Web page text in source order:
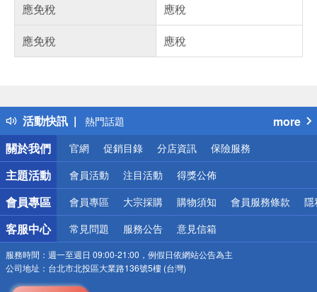
應免稅
應稅
應免稅
應稅
活動快訊
得獎公告
熱門話題
銀行優惠
偏遠地區配送
詐騙網頁！請小心！
more
關於我們
官網 促銷目錄 分店資訊 保險服務
主題活動 會員活動 注目活動 得獎公佈
會員專區 會員專區 大宗採購 購物須知 會員服務條款 隱
客服中心 常見問題 服務公告 意見信箱
服務時間： 週一至週日 09:00-21:00，例假日依網站公告為主
公司地址： 台北市北投區大業路136號5樓 (台灣)